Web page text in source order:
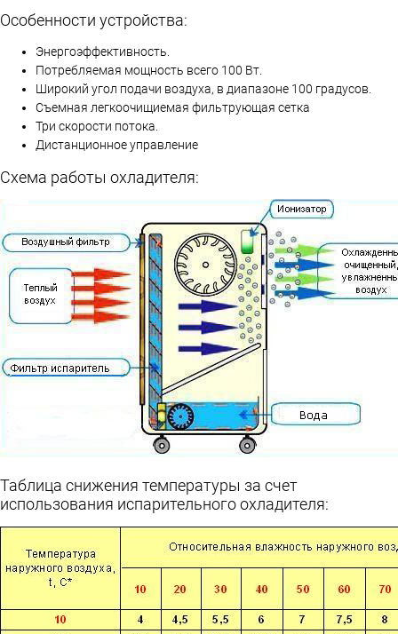
Особенности устройства:
Энергоэффективность.
Потребляемая мощность всего 100 Вт.
Широкий угол подачи воздуха, в диапазоне 100 градусов.
Съемная легкоочищиемая фильтрующая сетка
Три скорости потока.
Дистанционное управление
Схема работы охладителя:
Таблица снижения температуры за счет
использования испарительного охладителя: